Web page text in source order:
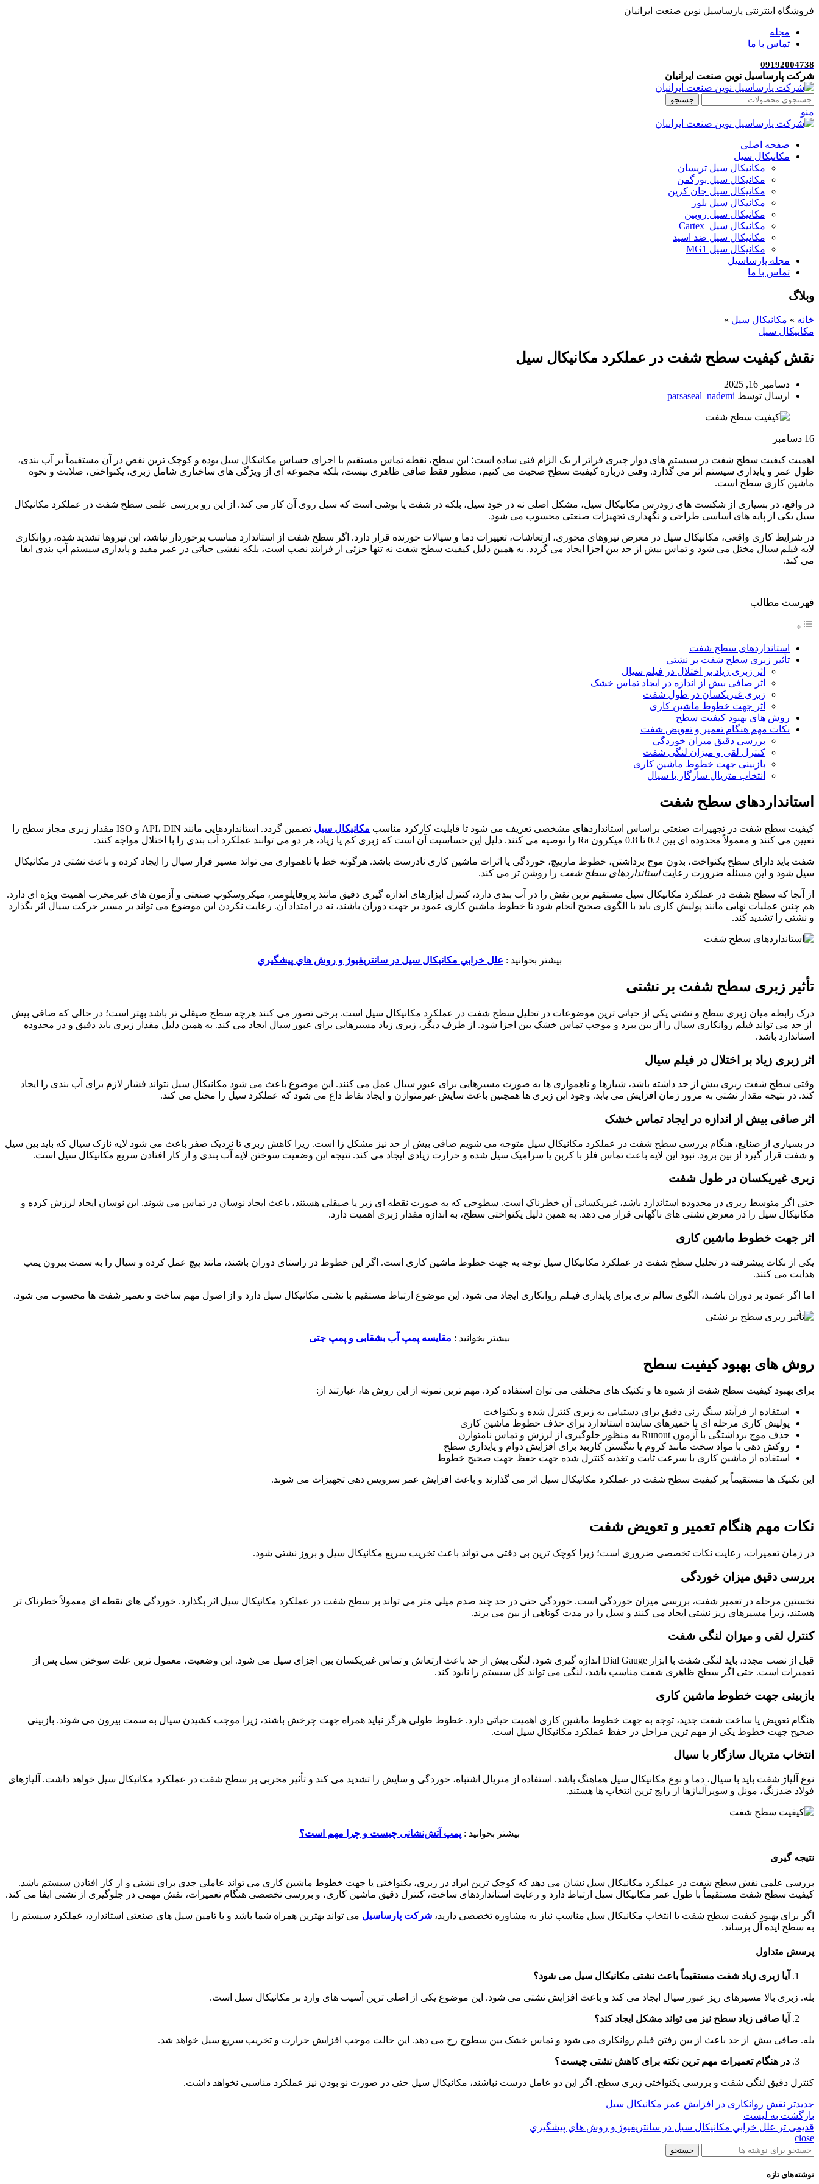
فروشگاه اینترنتی پارساسیل نوین صنعت ایرانیان
مجله
تماس با ما
09192004738
شرکت پارساسیل نوین صنعت ایرانیان
جستجو
منو
صفحه اصلی
مکانیکال سیل
مکانیکال سیل تریسان
مکانیکال سیل بورگمن
مکانیکال سیل جان کرین
مکانیکال سیل بلوز
مکانیکال سیل روبین
مکانیکال سیل Cartex
مکانیکال سیل ضد اسید
مکانیکال سیل MG1
مجله پارساسیل
تماس با ما
وبلاگ
خانه » مکانیکال سیل »
مکانیکال سیل
نقش کیفیت سطح شفت در عملکرد مکانیکال سیل
دسامبر 16, 2025
ارسال توسط parsaseal_nademi
16 دسامبر
اهمیت کیفیت سطح شفت در سیستم های دوار چیزی فراتر از یک الزام فنی ساده است؛ این سطح، نقطه تماس مستقیم با اجزای حساس مکانیکال سیل بوده و کوچک ترین نقص در آن مستقیماً بر آب بندی،
طول عمر و پایداری سیستم اثر می گذارد. وقتی درباره کیفیت سطح صحبت می کنیم، منظور فقط صافی ظاهری نیست، بلکه مجموعه ای از ویژگی های ساختاری شامل زبری، یکنواختی، صلابت و نحوه
ماشین کاری سطح است.
در واقع، در بسیاری از شکست های زودرس مکانیکال سیل، مشکل اصلی نه در خود سیل، بلکه در شفت یا بوشی است که سیل روی آن کار می کند. از این رو بررسی علمی سطح شفت در عملکرد مکانیکال
سیل یکی از پایه های اساسی طراحی و نگهداری تجهیزات صنعتی محسوب می شود.
در شرایط کاری واقعی، مکانیکال سیل در معرض نیروهای محوری، ارتعاشات، تغییرات دما و سیالات خورنده قرار دارد. اگر سطح شفت از استاندارد مناسب برخوردار نباشد، این نیروها تشدید شده، روانکاری
لایه فیلم سیال مختل می شود و تماس بیش از حد بین اجزا ایجاد می گردد. به همین دلیل کیفیت سطح شفت نه تنها جزئی از فرایند نصب است، بلکه نقشی حیاتی در عمر مفید و پایداری سیستم آب بندی ایفا
می کند.
فهرست مطالب
استانداردهای سطح شفت
تأثیر زبری سطح شفت بر نشتی
اثر زبری زیاد بر اختلال در فیلم سیال
اثر صافی بیش از اندازه در ایجاد تماس خشک
زبری غیریکسان در طول شفت
اثر جهت خطوط ماشین کاری
روش های بهبود کیفیت سطح
نکات مهم هنگام تعمیر و تعویض شفت
بررسی دقیق میزان خوردگی
کنترل لقی و میزان لنگی شفت
بازبینی جهت خطوط ماشین کاری
انتخاب متریال سازگار با سیال
استانداردهای سطح شفت
کیفیت سطح شفت در تجهیزات صنعتی براساس استانداردهای مشخصی تعریف می شود تا قابلیت کارکرد مناسب مکانیکال سیل
تضمین گردد. استانداردهایی مانند API، DIN و ISO مقدار زبری مجاز سطح را
تعیین می کنند و معمولاً محدوده ای بین 0.2 تا 0.8 میکرون Ra را توصیه می کنند. دلیل این حساسیت آن است که زبری کم یا زیاد، هر دو می توانند عملکرد آب بندی را با اختلال مواجه کنند.
شفت باید دارای سطح یکنواخت، بدون موج برداشتن، خطوط مارپیچ، خوردگی یا اثرات ماشین کاری نادرست باشد. هرگونه خط یا ناهمواری می تواند مسیر فرار سیال را ایجاد کرده و باعث نشتی در مکانیکال
سیل شود و این مسئله ضرورت رعایتاستانداردهای سطح شفت را روشن تر می کند.
از آنجا که سطح شفت در عملکرد مکانیکال سیل مستقیم ترین نقش را در آب بندی دارد، کنترل ابزارهای اندازه گیری دقیق مانند پروفایلومتر، میکروسکوپ صنعتی و آزمون های غیرمخرب اهمیت ویژه ای دارد.
هم چنین عملیات نهایی مانند پولیش کاری باید با الگوی صحیح انجام شود تا خطوط ماشین کاری عمود بر جهت دوران باشند، نه در امتداد آن. رعایت نکردن این موضوع می تواند بر مسیر حرکت سیال اثر بگذارد
و نشتی را تشدید کند.
بیشتر بخوانید : علل خرابي مکانيکال سيل در سانتريفيوژ و روش هاي پيشگيري
تأثیر زبری سطح شفت بر نشتی
درک رابطه میان زبری سطح و نشتی یکی از حیاتی ترین موضوعات در تحلیل سطح شفت در عملکرد مکانیکال سیل است. برخی تصور می کنند هرچه سطح صیقلی تر باشد بهتر است؛ در حالی که صافی بیش
از حد می تواند فیلم روانکاری سیال را از بین ببرد و موجب تماس خشک بین اجزا شود. از طرف دیگر، زبری زیاد مسیرهایی برای عبور سیال ایجاد می کند. به همین دلیل مقدار زبری باید دقیق و در محدوده
استاندارد باشد.
اثر زبری زیاد بر اختلال در فیلم سیال
وقتی سطح شفت زبری بیش از حد داشته باشد، شیارها و ناهمواری ها به صورت مسیرهایی برای عبور سیال عمل می کنند. این موضوع باعث می شود مکانیکال سیل نتواند فشار لازم برای آب بندی را ایجاد
کند. در نتیجه مقدار نشتی به مرور زمان افزایش می یابد. وجود این زبری ها همچنین باعث سایش غیرمتوازن و ایجاد نقاط داغ می شود که عملکرد سیل را مختل می کند.
اثر صافی بیش از اندازه در ایجاد تماس خشک
در بسیاری از صنایع، هنگام بررسی سطح شفت در عملکرد مکانیکال سیل متوجه می شویم صافی بیش از حد نیز مشکل زا است. زیرا کاهش زبری تا نزدیک صفر باعث می شود لایه نازک سیال که باید بین سیل
و شفت قرار گیرد از بین برود. نبود این لایه باعث تماس فلز با کربن یا سرامیک سیل شده و حرارت زیادی ایجاد می کند. نتیجه این وضعیت سوختن لایه آب بندی و از کار افتادن سریع مکانیکال سیل است.
زبری غیریکسان در طول شفت
حتی اگر متوسط زبری در محدوده استاندارد باشد، غیریکسانی آن خطرناک است. سطوحی که به صورت نقطه ای زبر یا صیقلی هستند، باعث ایجاد نوسان در تماس می شوند. این نوسان ایجاد لرزش کرده و
مکانیکال سیل را در معرض نشتی های ناگهانی قرار می دهد. به همین دلیل یکنواختی سطح، به اندازه مقدار زبری اهمیت دارد.
اثر جهت خطوط ماشین کاری
یکی از نکات پیشرفته در تحلیل سطح شفت در عملکرد مکانیکال سیل توجه به جهت خطوط ماشین کاری است. اگر این خطوط در راستای دوران باشند، مانند پیچ عمل کرده و سیال را به سمت بیرون پمپ
هدایت می کنند.
اما اگر عمود بر دوران باشند، الگوی سالم تری برای پایداری فیـلم روانکاری ایجاد می شود. این موضوع ارتباط مستقیم با نشتی مکانیکال سیل دارد و از اصول مهم ساخت و تعمیر شفت ها محسوب می شود.
بیشتر بخوانید : مقایسه پمپ آب بشقابی و پمپ جتی
روش های بهبود کیفیت سطح
برای بهبود کیفیت سطح شفت از شیوه ها و تکنیک های مختلفی می توان استفاده کرد. مهم ترین نمونه از این روش ها، عبارتند از:
استفاده از فرآیند سنگ زنی دقیق برای دستیابی به زبری کنترل شده و یکنواخت
پولیش کاری مرحله ای با خمیرهای ساینده استاندارد برای حذف خطوط ماشین کاری
حذف موج برداشتگی با آزمون Runout به منظور جلوگیری از لرزش و تماس نامتوازن
روکش دهی با مواد سخت مانند کروم یا تنگستن کاربید برای افزایش دوام و پایداری سطح
استفاده از ماشین کاری با سرعت ثابت و تغذیه کنترل شده جهت حفظ جهت صحیح خطوط
این تکنیک ها مستقیماً بر کیفیت سطح شفت در عملکرد مکانیکال سیل اثر می گذارند و باعث افزایش عمر سرویس دهی تجهیزات می شوند.
نکات مهم هنگام تعمیر و تعویض شفت
در زمان تعمیرات، رعایت نکات تخصصی ضروری است؛ زیرا کوچک ترین بی دقتی می تواند باعث تخریب سریع مکانیکال سیل و بروز نشتی شود.
بررسی دقیق میزان خوردگی
نخستین مرحله در تعمیر شفت، بررسی میزان خوردگی است. خوردگی حتی در حد چند صدم میلی متر می تواند بر سطح شفت در عملکرد مکانیکال سیل اثر بگذارد. خوردگی های نقطه ای معمولاً خطرناک تر
هستند، زیرا مسیرهای ریز نشتی ایجاد می کنند و سیل را در مدت کوتاهی از بین می برند.
کنترل لقی و میزان لنگی شفت
قبل از نصب مجدد، باید لنگی شفت با ابزار Dial Gauge اندازه گیری شود. لنگی بیش از حد باعث ارتعاش و تماس غیریکسان بین اجزای سیل می شود. این وضعیت، معمول ترین علت سوختن سیل پس از
تعمیرات است. حتی اگر سطح ظاهری شفت مناسب باشد، لنگی می تواند کل سیستم را نابود کند.
بازبینی جهت خطوط ماشین کاری
هنگام تعویض یا ساخت شفت جدید، توجه به جهت خطوط ماشین کاری اهمیت حیاتی دارد. خطوط طولی هرگز نباید همراه جهت چرخش باشند، زیرا موجب کشیدن سیال به سمت بیرون می شوند. بازبینی
صحیح جهت خطوط یکی از مهم ترین مراحل در حفظ عملکرد مکانیکال سیل است.
انتخاب متریال سازگار با سیال
نوع آلیاژ شفت باید با سیال، دما و نوع مکانیکال سیل هماهنگ باشد. استفاده از متریال اشتباه، خوردگی و سایش را تشدید می کند و تأثیر مخربی بر سطح شفت در عملکرد مکانیکال سیل خواهد داشت. آلیاژهای
فولاد ضدزنگ، مونل و سوپرآلیاژها از رایج ترین انتخاب ها هستند.
بیشتر بخوانید : پمپ آتش‌نشانی چیست و چرا مهم است؟
نتیجه گیری
بررسی علمی نقش سطح شفت در عملکرد مکانیکال سیل نشان می دهد که کوچک ترین ایراد در زبری، یکنواختی یا جهت خطوط ماشین کاری می تواند عاملی جدی برای نشتی و از کار افتادن سیستم باشد.
کیفیت سطح شفت مستقیماً با طول عمر مکانیکال سیل ارتباط دارد و رعایت استانداردهای ساخت، کنترل دقیق ماشین کاری، و بررسی تخصصی هنگام تعمیرات، نقش مهمی در جلوگیری از نشتی ایفا می کند.
اگر برای بهبود کیفیت سطح شفت یا انتخاب مکانیکال سیل مناسب نیاز به مشاوره تخصصی دارید، شرکت پارساسیل می تواند بهترین همراه شما باشد و با تامین سیل های صنعتی استاندارد، عملکرد سیستم را
به سطح ایده آل برساند.
پرسش متداول
آیا زبری زیاد شفت مستقیماً باعث نشتی مکانیکال سیل می شود؟
بله. زبری بالا مسیرهای ریز عبور سیال ایجاد می کند و باعث افزایش نشتی می شود. این موضوع یکی از اصلی ترین آسیب های وارد بر مکانیکال سیل است.
آیا صافی زیاد سطح نیز می تواند مشکل ایجاد کند؟
بله. صافی بیش از حد باعث از بین رفتن فیلم روانکاری می شود و تماس خشک بین سطوح رخ می دهد. این حالت موجب افزایش حرارت و تخریب سریع سیل خواهد شد.
در هنگام تعمیرات مهم ترین نکته برای کاهش نشتی چیست؟
کنترل دقیق لنگی شفت و بررسی یکنواختی زبری سطح. اگر این دو عامل درست نباشند، مکانیکال سیل حتی در صورت نو بودن نیز عملکرد مناسبی نخواهد داشت.
جدیدتر نقش روانکاری در افزایش عمر مکانیکال سیل
بازگشت به لیست
قدیمی تر
علل خرابي مکانيکال سيل در سانتريفيوژ و روش هاي پيشگيري
close
جستجو
نوشته‌های تازه